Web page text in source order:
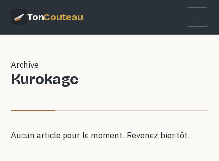
TonCouteau
Archive
Kurokage
Aucun article pour le moment. Revenez bientôt.